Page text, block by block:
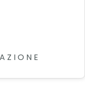
Z I O N E